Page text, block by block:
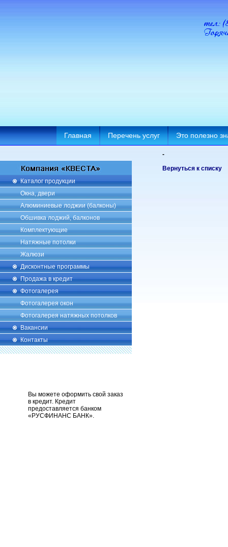
Главная Перечень услуг Это полезно
Каталог продукции
Окна, двери
Алюминиевые лоджии (балконы)
Обшивка лоджий, балконов
Комплектующие
Натяжные потолки
Жалюзи
Дисконтные программы
Продажа в кредит
Фотогалерея
Фотогалерея окон
Фотогалерея натяжных потолков
Вакансии
Контакты
Вы можете оформить свой заказ
в кредит. Кредит
предоставляется банком
«РУСФИНАНС БАНК».
-
Вернуться к списку